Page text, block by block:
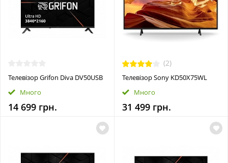
Телевізор Grifon Diva DV50USB
Много
14 699 грн.
(2)
Телевізор Sony KD50X75WL
Много
31 499 грн.